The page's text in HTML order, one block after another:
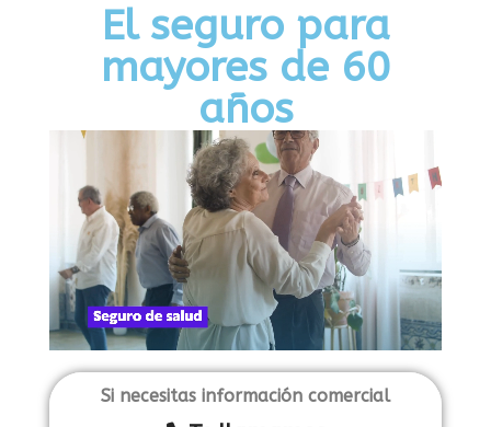
El seguro para
mayores de 60
años
Si necesitas información comercial